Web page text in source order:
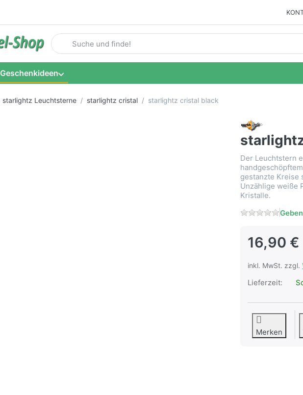
Geben Sie einen Suchbegriff ein. Während Sie tippen, erscheinen
Geschenkideen
starlightz Leuchtsterne starlightz cristal starlightz cristal black
Der Leuchtstern
gestanzte Kreise
Unzählige weiße
Kristalle.
16,90 €
inkl. MwSt. zzgl.
Lieferzeit:
Merken